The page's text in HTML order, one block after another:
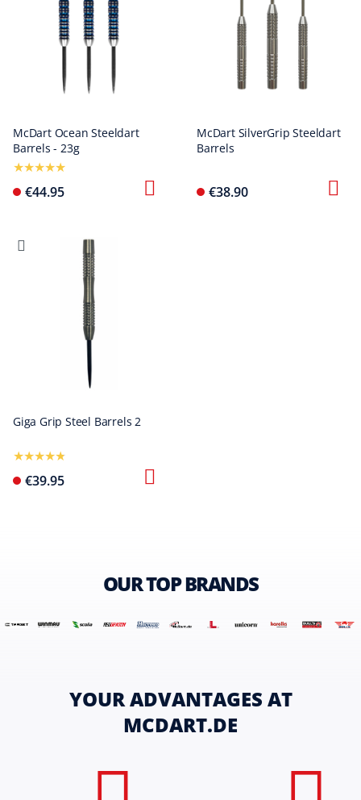
McDart Ocean Steeldart
Barrels - 23g
€44.95
McDart SilverGrip Steeldart
Barrels
€38.90
Giga Grip Steel Barrels 2
€39.95
OUR TOP BRANDS
YOUR ADVANTAGES AT
MCDART.DE